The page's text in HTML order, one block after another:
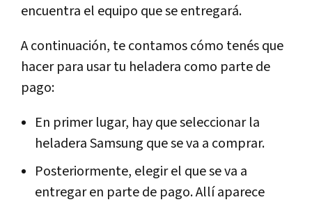
encuentra el equipo que se entregará.
A continuación, te contamos cómo tenés que
hacer para usar tu heladera como parte de
pago:
En primer lugar, hay que seleccionar la
heladera Samsung que se va a comprar.
Posteriormente, elegir el que se va a
entregar en parte de pago. Allí aparece